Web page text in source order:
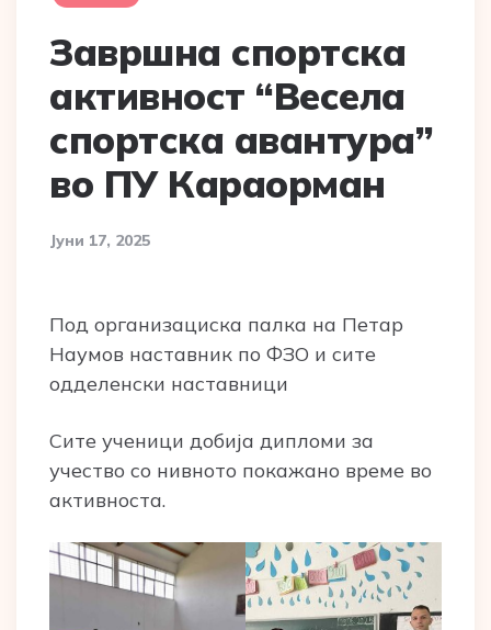
Завршна спортска
активност “Весела
спортска авантура”
во ПУ Караорман
Јуни 17, 2025
Под организациска палка на Петар
Наумов наставник по ФЗО и сите
одделенски наставници
Сите ученици добија дипломи за
учество со нивното покажано време во
активноста.